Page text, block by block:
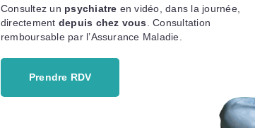
Consultez un psychiatre en vidéo, dans la journée,
directement depuis chez vous
. Consultation
remboursable par l’Assurance Maladie.
Prendre RDV